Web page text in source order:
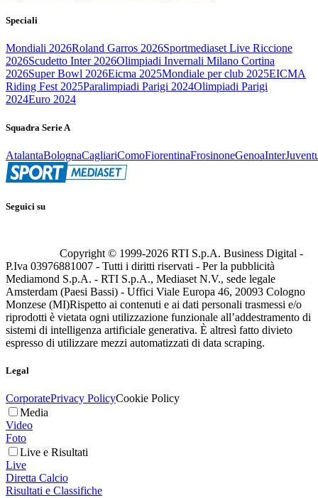
Speciali
Mondiali 2026Roland Garros 2026Sportmediaset Live Riccione
2026Scudetto Inter 2026Olimpiadi Invernali Milano Cortina
2026Super Bowl 2026Eicma 2025Mondiale per club 2025EICMA
Riding Fest 2025Paralimpiadi Parigi 2024Olimpiadi Parigi
2024Euro 2024
Squadra Serie A
AtalantaBolognaCagliariComoFiorentinaFrosinoneGenoaInter
Seguici su
Copyright © 1999-2026 RTI S.p.A. Business Digital -
P.Iva 03976881007 - Tutti i diritti riservati - Per la pubblicità
Mediamond S.p.A. - RTI S.p.A., Mediaset N.V., sede legale
Amsterdam (Paesi Bassi) - Uffici Viale Europa 46, 20093 Cologno
Monzese (MI)Rispetto ai contenuti e ai dati personali trasmessi e/o
riprodotti è vietata ogni utilizzazione funzionale all’addestramento di
sistemi di intelligenza artificiale generativa. È altresì fatto divieto
espresso di utilizzare mezzi automatizzati di data scraping.
Legal
CorporatePrivacy PolicyCookie Policy
Media
Video
Foto
Live e Risultati
Live
Diretta Calcio
Risultati e Classifiche